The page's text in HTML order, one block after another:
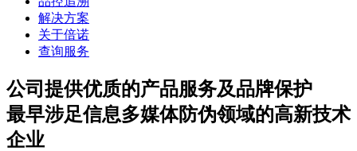
解决方案
关于倍诺
查询服务
公司提供优质的产品服务及品牌保护
最早涉足信息多媒体防伪领域的高新技术
企业